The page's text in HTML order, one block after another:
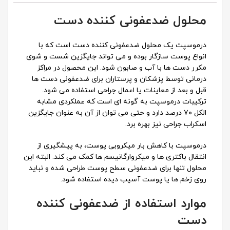
محلول ضدعفونی کننده دست
درموسپت یک محلول ضدعفونی کننده دست است که با
انواع پوست سازگار بوده و می تواند جایگزین شست و شوی
مکرر دست ها با آب و صابون شود. این محصول در مراکز
درمانی توسط پزشکان و پرستاران برای ضدعفونی دست ها
قبل و بعد از معاینات یا اعمال جراحی استفاده می شود.
ترکیبات درموسپت به گونه ای است که عملکردی مشابه
الکل ۷۰ درصد دارد و حتی می توان از آن به عنوان جایگزین
اسکراب جراحی نیز بهره برد.
درموسپت با کاهش بار میکروبی پوست، به پیشگیری از
انتقال باکتری ها و میکروارگانیسم ها کمک می کند. البته این
محلول تنها برای ضدعفونی سطح پوست طراحی شده و نباید
روی زخم ها یا پوست آسیب دیده استفاده شود.
موارد استفاده از ضدعفونی کننده
دست